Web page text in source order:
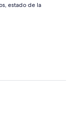
estado de la